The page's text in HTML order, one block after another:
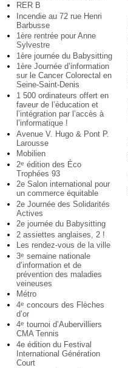
RER B
Incendie au 72 rue Henri
Barbusse
1ère rentrée pour Anne
Sylvestre
1ère journée du Babysitting
1ère Journée d’information
sur le Cancer Colorectal en
Seine-Saint-Denis
1 500 ordinateurs offert en
faveur de l’éducation et
l’intégration par l’accès à
l’informatique !
Avenue V. Hugo & Pont P.
Larousse
Mobilien
2e édition des Éco
Trophées 93
2e Salon international pour
un commerce équitable
2e Journée des Solidarités
Actives
2e journée du Babysitting
2 assiettes anglaises, 2 !
Les rendez-vous de la ville
3e semaine nationale
d’information et de
prévention des maladies
veineuses
Métro
4e concours des Flèches
d’or
4e tournoi d’Aubervilliers
CMA Tennis
4e édition du Festival
International Génération
Court